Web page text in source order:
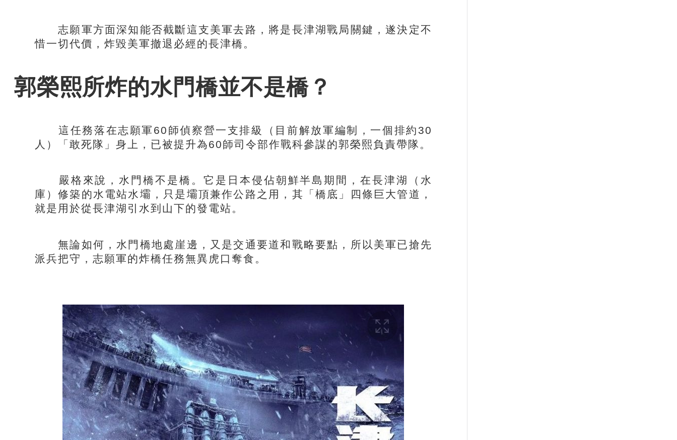
志願軍方面深知能否截斷這支美軍去路，將是長津湖戰局關鍵，遂決定不
惜一切代價，炸毀美軍撤退必經的長津橋。
郭榮熙所炸的水門橋並不是橋？
這任務落在志願軍60師偵察營一支排級（目前解放軍編制，一個排約30
人）「敢死隊」身上，已被提升為60師司令部作戰科參謀的郭榮熙負責帶隊。
嚴格來說，水門橋不是橋。它是日本侵佔朝鮮半島期間，在長津湖（水
庫）修築的水電站水壩，只是壩頂兼作公路之用，其「橋底」四條巨大管道，
就是用於從長津湖引水到山下的發電站。
無論如何，水門橋地處崖邊，又是交通要道和戰略要點，所以美軍已搶先
派兵把守，志願軍的炸橋任務無異虎口奪食。